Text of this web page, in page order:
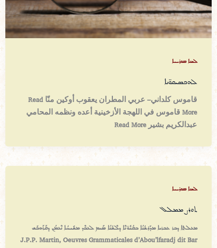
ܠܫܢܐ ܣܘܪܝܝܐ
ܠܗܟܣܝܩܘ̈ܢܐ
قاموس كلداني– عربي المطران يعقوب أوكين منّا Read
More قاموس في اللهجة الأزخينية أعده ونظمه المحامي
عبدالكريم بشير Read More
ܠܫܢܐ ܣܘܪܝܝܐ
ܬܘܪܨ ܡܡܠܠ
ܡܥܠܬܐ ܕܒܪ ܥܒܪܝܐ ܡܕܰܪܫܳܢܳܐ ܒܩܳܢܽܘ̈ܢܶܐ ܕܠܶܫܳܢܳܐ ܣܺܝܡ ܠܥܒܶܕ ܡܫܺܝܚܳܐ ܢܶܥܡܳܢ ܕܩܰܪܰܗܒܰܫ
J.P.P. Martin, Oeuvres Grammaticales d’Abou’lfaradj dit Bar